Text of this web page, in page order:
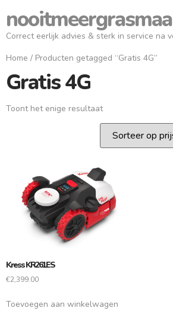
Correct eerlijk advies & sterk in service na
Home / Producten getagged “Gratis 4G”
Gratis 4G
Toont het enige resultaat
Kress KR261ES
€2,399.00
Toevoegen aan winkelwagen